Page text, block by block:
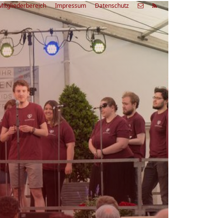
Impressum Datenschutz
Letzte Alle
Acapella Week - offen
alle
Uhr
Zum Workshop